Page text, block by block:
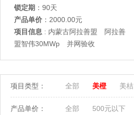
锁定期 ：90天
产品单价 ：2000.00元
项目信息 : 内蒙古阿拉善盟 阿拉善
盟智伟30MWp 并网验收
项目类型： 全部 美橙 美桔
产品单价： 全部 500元以下